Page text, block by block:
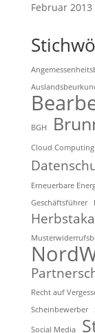
Februar 2013
BGH
Cloud Computing
Erneuerbare
Geschäftsführer
Recht auf
Scheinbewerber
Social Media